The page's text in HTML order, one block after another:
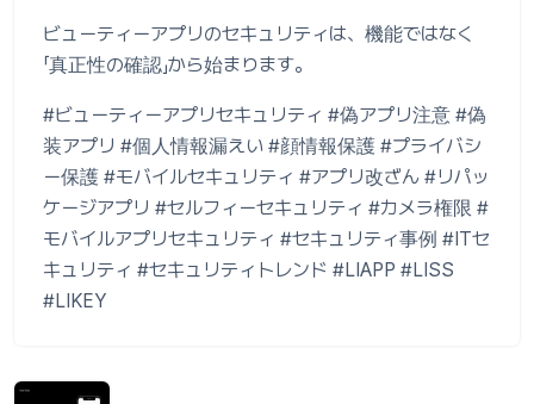
ビューティーアプリのセキュリティは、機能ではなく
「真正性の確認」から始まります。
#ビューティーアプリセキュリティ #偽アプリ注意 #偽
装アプリ #個人情報漏えい #顔情報保護 #プライバシ
ー保護 #モバイルセキュリティ #アプリ改ざん #リパッ
ケージアプリ #セルフィーセキュリティ #カメラ権限 #
モバイルアプリセキュリティ #セキュリティ事例 #ITセ
キュリティ #セキュリティトレンド #LIAPP #LISS
#LIKEY